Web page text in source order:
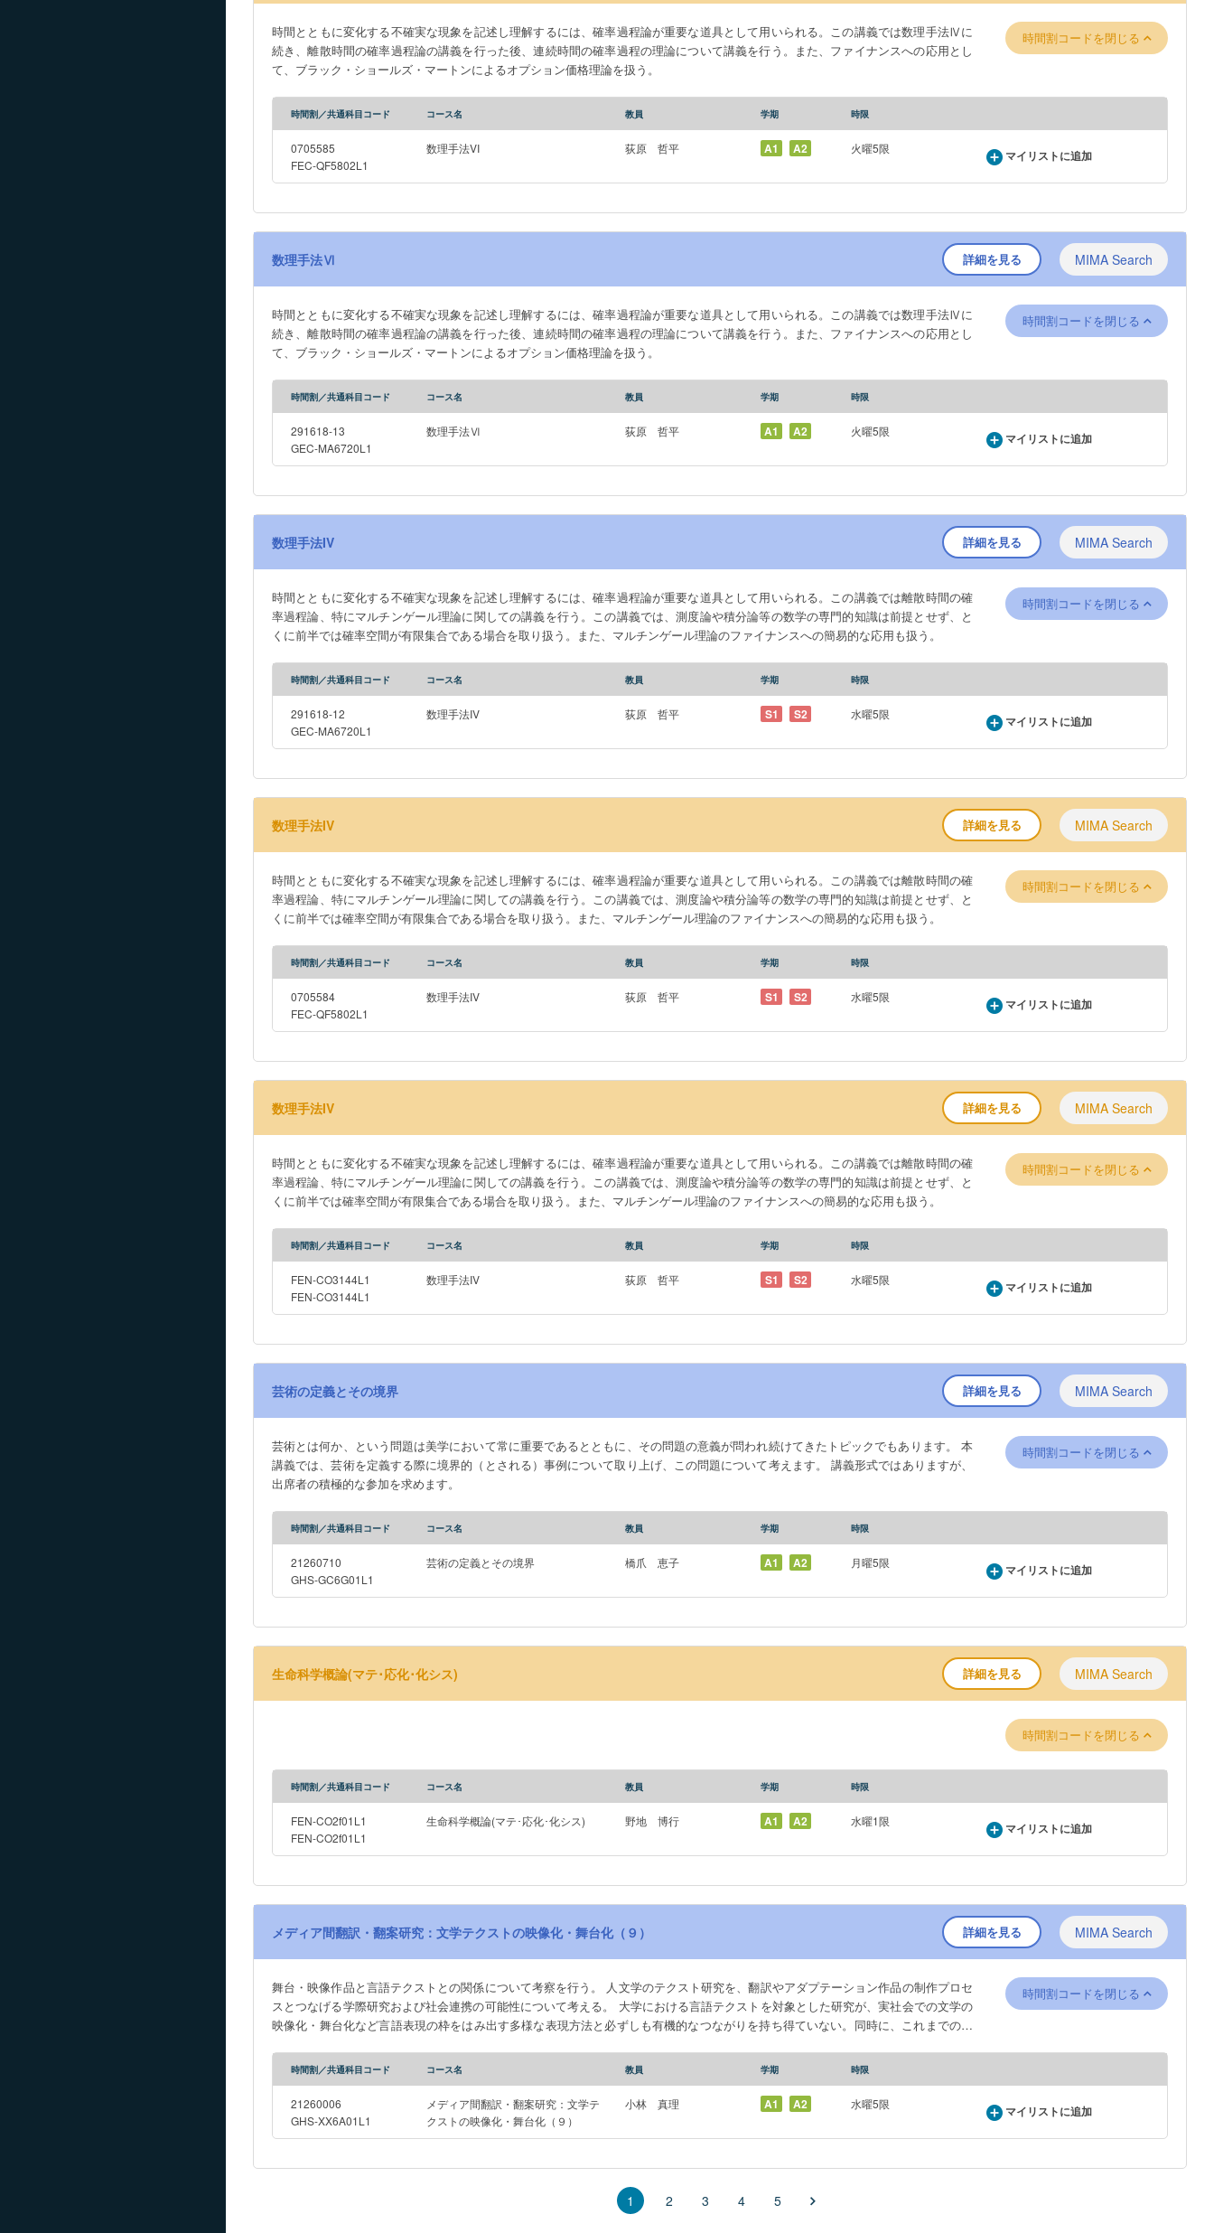
時間とともに変化する不確実な現象を記述し理解するには、確率過程論が重要な道具として用いられる。この講義では数理手法Ⅳに
続き、離散時間の確率過程論の講義を行った後、連続時間の確率過程の理論について講義を行う。また、ファイナンスへの応用とし
て、ブラック・ショールズ・マートンによるオプション価格理論を扱う。
時間割コードを閉じる
時間割／共通科目コード コース名 教員 学期 時限
0705585
FEC-QF5802L1
数理手法VI 荻原 哲平 A1 A2 火曜5限 マイリストに追加
数理手法Ⅵ 詳細を見る MIMA Search
時間とともに変化する不確実な現象を記述し理解するには、確率過程論が重要な道具として用いられる。この講義では数理手法Ⅳに
続き、離散時間の確率過程論の講義を行った後、連続時間の確率過程の理論について講義を行う。また、ファイナンスへの応用とし
て、ブラック・ショールズ・マートンによるオプション価格理論を扱う。
時間割コードを閉じる
時間割／共通科目コード コース名 教員 学期 時限
291618-13
GEC-MA6720L1
数理手法Ⅵ 荻原 哲平 A1 A2 火曜5限 マイリストに追加
数理手法IV 詳細を見る MIMA Search
時間とともに変化する不確実な現象を記述し理解するには、確率過程論が重要な道具として用いられる。この講義では離散時間の確
率過程論、特にマルチンゲール理論に関しての講義を行う。この講義では、測度論や積分論等の数学の専門的知識は前提とせず、と
くに前半では確率空間が有限集合である場合を取り扱う。また、マルチンゲール理論のファイナンスへの簡易的な応用も扱う。
時間割コードを閉じる
時間割／共通科目コード コース名 教員 学期 時限
291618-12
GEC-MA6720L1
数理手法IV 荻原 哲平 S1 S2 水曜5限 マイリストに追加
数理手法IV 詳細を見る MIMA Search
時間とともに変化する不確実な現象を記述し理解するには、確率過程論が重要な道具として用いられる。この講義では離散時間の確
率過程論、特にマルチンゲール理論に関しての講義を行う。この講義では、測度論や積分論等の数学の専門的知識は前提とせず、と
くに前半では確率空間が有限集合である場合を取り扱う。また、マルチンゲール理論のファイナンスへの簡易的な応用も扱う。
時間割コードを閉じる
時間割／共通科目コード コース名 教員 学期 時限
0705584
FEC-QF5802L1
数理手法IV 荻原 哲平 S1 S2 水曜5限 マイリストに追加
数理手法IV 詳細を見る MIMA Search
時間とともに変化する不確実な現象を記述し理解するには、確率過程論が重要な道具として用いられる。この講義では離散時間の確
率過程論、特にマルチンゲール理論に関しての講義を行う。この講義では、測度論や積分論等の数学の専門的知識は前提とせず、と
くに前半では確率空間が有限集合である場合を取り扱う。また、マルチンゲール理論のファイナンスへの簡易的な応用も扱う。
時間割コードを閉じる
時間割／共通科目コード コース名 教員 学期 時限
FEN-CO3144L1
FEN-CO3144L1
数理手法IV 荻原 哲平 S1 S2 水曜5限 マイリストに追加
芸術の定義とその境界 詳細を見る MIMA Search
芸術とは何か、という問題は美学において常に重要であるとともに、その問題の意義が問われ続けてきたトピックでもあります。 本
講義では、芸術を定義する際に境界的（とされる）事例について取り上げ、この問題について考えます。 講義形式ではありますが、
出席者の積極的な参加を求めます。
時間割コードを閉じる
時間割／共通科目コード コース名 教員 学期 時限
21260710
GHS-GC6G01L1
芸術の定義とその境界 橋爪 恵子 A1 A2 月曜5限 マイリストに追加
生命科学概論(マテ･応化･化シス) 詳細を見る MIMA Search
時間割コードを閉じる
時間割／共通科目コード コース名 教員 学期 時限
FEN-CO2f01L1
FEN-CO2f01L1
生命科学概論(マテ･応化･化シス) 野地 博行 A1 A2 水曜1限 マイリストに追加
メディア間翻訳・翻案研究：文学テクストの映像化・舞台化（９） 詳細を見る MIMA Search
舞台・映像作品と言語テクストとの関係について考察を行う。 人文学のテクスト研究を、翻訳やアダプテーション作品の制作プロセ
スとつなげる学際研究および社会連携の可能性について考える。 大学における言語テクストを対象とした研究が、実社会での文学の
映像化・舞台化など言語表現の枠をはみ出す多様な表現方法と必ずしも有機的なつながりを持ち得ていない。同時に、これまでの作
自立した作品として成り立ちうる可能性について、その際に文学研究が果たしうる役割について、学際的な文化資源学の視点から、
時にゲストを交え、討論を行う。 作品分析と合わせて、劇場という制度面についても考察を行う。
時間割コードを閉じる
時間割／共通科目コード コース名 教員 学期 時限
21260006
GHS-XX6A01L1
メディア間翻訳・翻案研究：文学テ
クストの映像化・舞台化（９）
小林 真理 A1 A2 水曜5限 マイリストに追加
1 2 3 4 5